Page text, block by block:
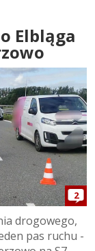
Elbląga
2
drogowego,
pas ruchu -